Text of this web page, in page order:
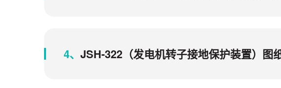
4、 JSH-322（发电机转子接地保护装置）图